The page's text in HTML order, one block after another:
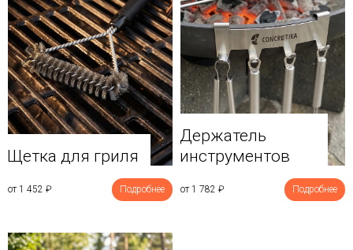
Щетка для гриля
от 1 452 ₽ Подробнее
Держатель
инструментов
от 1 782 ₽ Подробнее